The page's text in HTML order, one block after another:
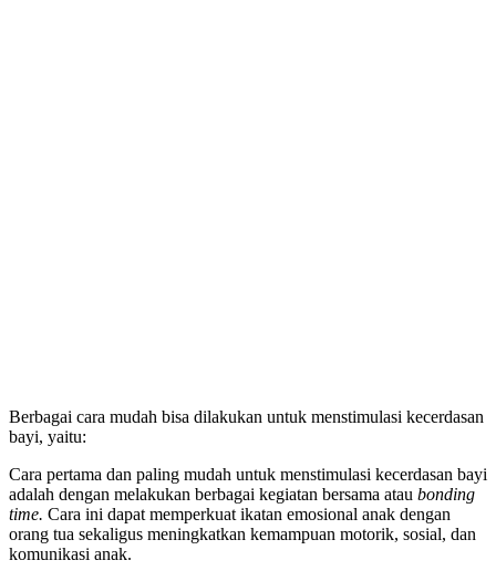
Berbagai cara mudah bisa dilakukan untuk menstimulasi kecerdasan
bayi, yaitu:
Cara pertama dan paling mudah untuk menstimulasi kecerdasan bayi
adalah dengan melakukan berbagai kegiatan bersama atau bonding
time. Cara ini dapat memperkuat ikatan emosional anak dengan
orang tua sekaligus meningkatkan kemampuan motorik, sosial, dan
komunikasi anak.